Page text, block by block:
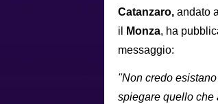
Catanzaro, andato
il
Monza, ha
messaggio:
"Non credo
spiegare quello che